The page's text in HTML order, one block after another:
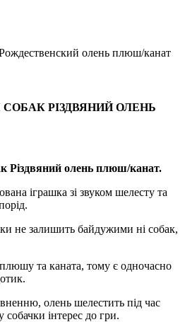
олень плюш/канат
РІЗДВЯНИЙ ОЛЕНЬ
Різдвяний олень плюш/канат.
іграшка зі звуком шелесту та
не залишить байдужими ні собак,
та каната, тому є одночасно
олень шелестить під час
інтерес до гри.